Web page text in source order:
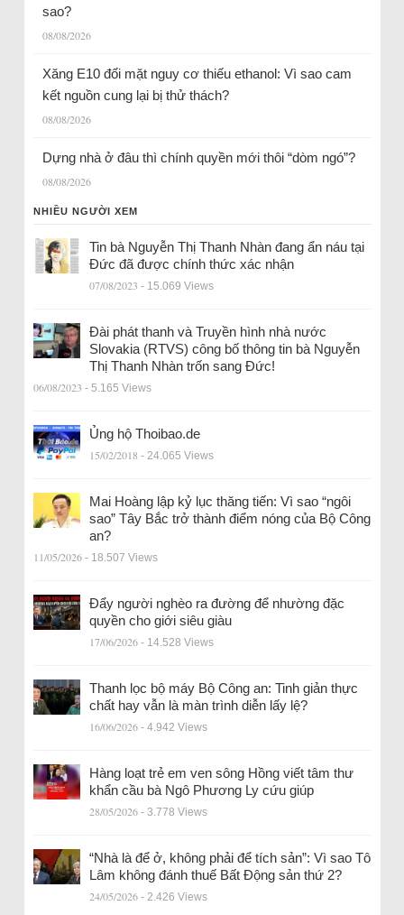
sao?
08/08/2026
Xăng E10 đối mặt nguy cơ thiếu ethanol: Vì sao cam
kết nguồn cung lại bị thử thách?
08/08/2026
Dựng nhà ở đâu thì chính quyền mới thôi “dòm ngó”?
08/08/2026
NHIỀU NGƯỜI XEM
Tin bà Nguyễn Thị Thanh Nhàn đang ẩn náu tại
Đức đã được chính thức xác nhận
07/08/2023 - 15.069 Views
Đài phát thanh và Truyền hình nhà nước
Slovakia (RTVS) công bố thông tin bà Nguyễn
Thị Thanh Nhàn trốn sang Đức!
06/08/2023 - 5.165 Views
Ủng hộ Thoibao.de
15/02/2018 - 24.065 Views
Mai Hoàng lập kỷ lục thăng tiến: Vì sao “ngôi
sao” Tây Bắc trở thành điểm nóng của Bộ Công
an?
11/05/2026 - 18.507 Views
Đẩy người nghèo ra đường để nhường đặc
quyền cho giới siêu giàu
17/06/2026 - 14.528 Views
Thanh lọc bộ máy Bộ Công an: Tinh giản thực
chất hay vẫn là màn trình diễn lấy lệ?
16/06/2026 - 4.942 Views
Hàng loạt trẻ em ven sông Hồng viết tâm thư
khẩn cầu bà Ngô Phương Ly cứu giúp
28/05/2026 - 3.778 Views
“Nhà là để ở, không phải để tích sản”: Vì sao Tô
Lâm không đánh thuế Bất Động sản thứ 2?
24/05/2026 - 2.426 Views